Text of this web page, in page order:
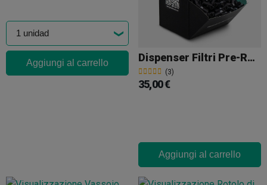
Aggiungi al carrello Dispenser Filtri Pre-Rollati 1000 GB
(3)
35,00 €
Aggiungi al carrello